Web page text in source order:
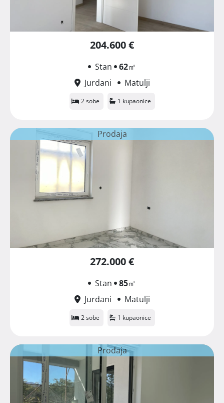
204.600 €
Stan 62㎡
Jurdani
Matulji
2 sobe 1 kupaonice
Prodaja
272.000 €
Stan 85㎡
Jurdani
Matulji
2 sobe 1 kupaonice
Prodaja